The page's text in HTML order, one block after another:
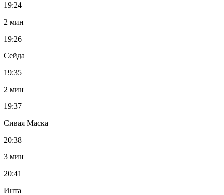
19:24
2 мин
19:26
Сейда
19:35
2 мин
19:37
Сивая Маска
20:38
3 мин
20:41
Инта